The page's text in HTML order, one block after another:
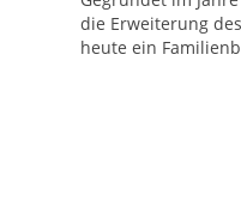
die Erweiterung
heute ein